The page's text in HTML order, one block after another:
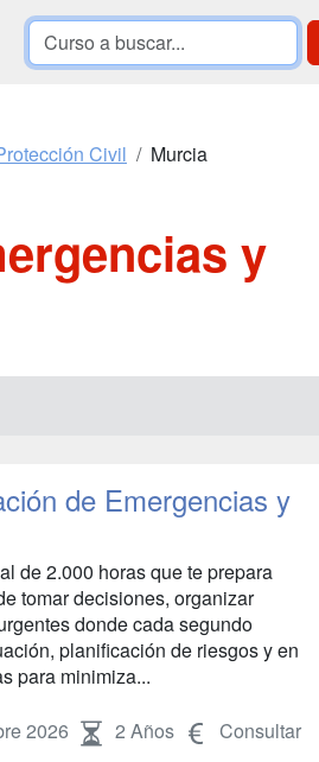
Civil Murcia
y
de Emergencias y
de 2.000 horas que te prepara
tomar decisiones, organizar
donde cada segundo
planificación de riesgos y en
para minimiza...
2026 2 Años Consultar